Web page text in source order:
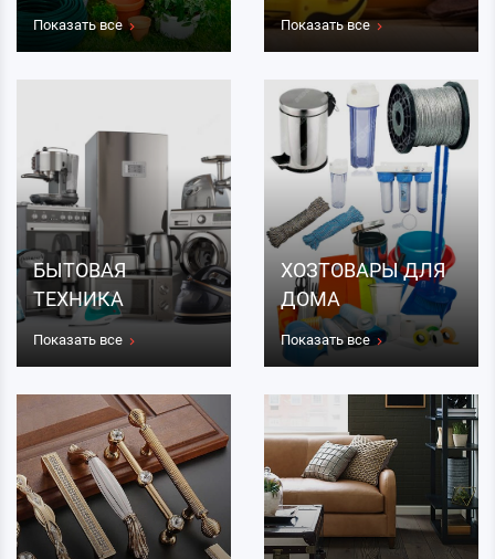
ИНВЕНТАРЬ
Показать все Показать все
БЫТОВАЯ
ТЕХНИКА
Показать все
ХОЗТОВАРЫ ДЛЯ
ДОМА
Показать все